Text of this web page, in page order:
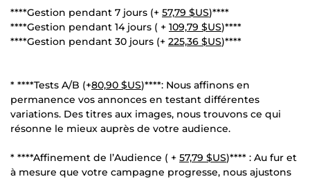
****Gestion pendant 7 jours (+ 57,79 $US)****
****Gestion pendant 14 jours ( + 109,79 $US)****
****Gestion pendant 30 jours (+ 225,36 $US)****
* ****Tests A/B (+80,90 $US)****: Nous affinons en
permanence vos annonces en testant différentes
variations. Des titres aux images, nous trouvons ce qui
résonne le mieux auprès de votre audience.
* ****Affinement de l’Audience ( + 57,79 $US)**** : Au fur et
à mesure que votre campagne progresse, nous ajustons